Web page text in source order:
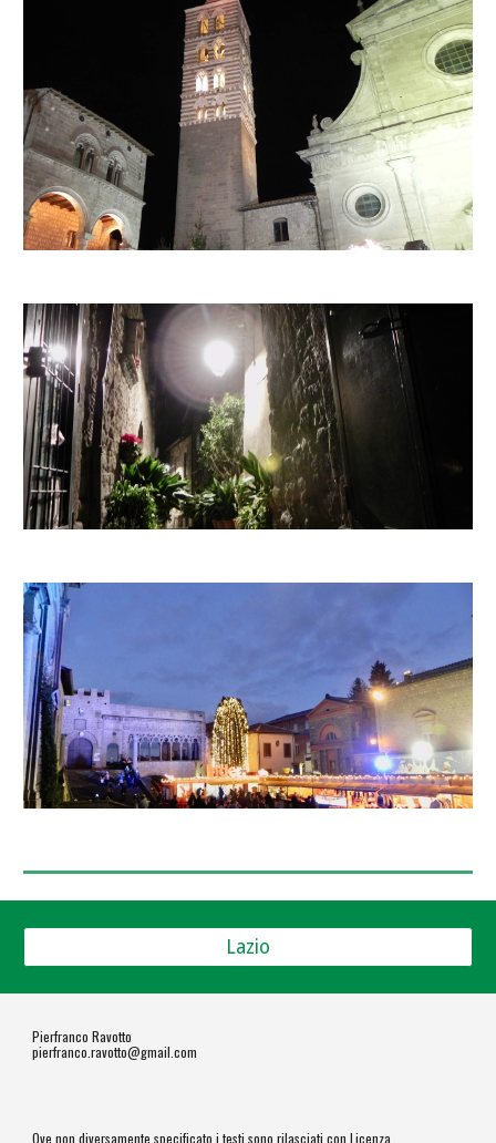
Lazio
Pierfranco Ravotto
pierfranco.ravotto@gmail.com
Ove non diversamente specificato i testi sono rilasciati con Licenza